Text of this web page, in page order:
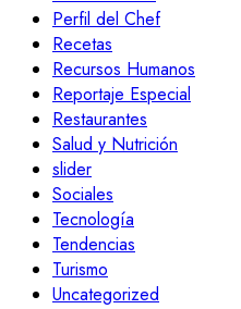
Perfil del Chef
Recetas
Recursos Humanos
Reportaje Especial
Restaurantes
Salud y Nutrición
slider
Sociales
Tecnología
Tendencias
Turismo
Uncategorized